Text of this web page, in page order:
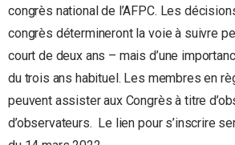
congrès national de l’AFPC. Les
congrès détermineront la voie à suivre
court de deux ans – mais d’une
du trois ans habituel. Les membres en
peuvent assister aux Congrès à titre
d’observateurs. Le lien pour s’inscrire